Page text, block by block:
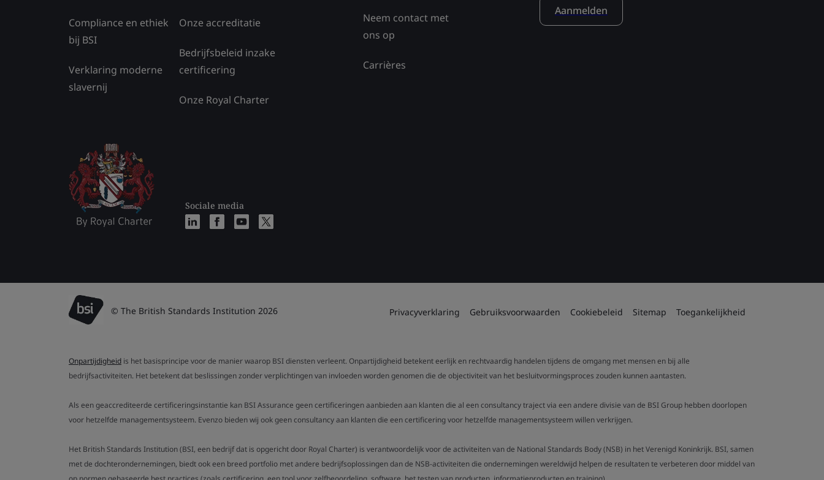
Compliance en ethiek
bij BSI
Verklaring moderne
slavernij
Onze accreditatie
Bedrijfsbeleid inzake
certificering
Onze Royal Charter
Sociale media
Neem contact met
ons op
Carrières
Aanmelden
© The British Standards Institution 2026 Privacyverklaring Gebruiksvoorwaarden Cookiebeleid Sitemap Toegankelijkheid
Onpartijdigheid is het basisprincipe voor de manier waarop BSI diensten verleent. Onpartijdigheid betekent eerlijk en rechtvaardig handelen tijdens de omgang met mensen en bij alle
bedrijfsactiviteiten. Het betekent dat beslissingen zonder verplichtingen van invloeden worden genomen die de objectiviteit van het besluitvormingsproces zouden kunnen aantasten.
Als een geaccrediteerde certificeringsinstantie kan BSI Assurance geen certificeringen aanbieden aan klanten die al een consultancy traject via een andere divisie van de BSI Group hebben doorlopen
voor hetzelfde managementsysteem. Evenzo bieden wij ook geen consultancy aan klanten die een certificering voor hetzelfde managementsysteem willen verkrijgen.
Het British Standards Institution (BSI, een bedrijf dat is opgericht door Royal Charter) is verantwoordelijk voor de activiteiten van de National Standards Body (NSB) in het Verenigd Koninkrijk. BSI, samen
met de dochterondernemingen, biedt ook een breed portfolio met andere bedrijfsoplossingen dan de NSB-activiteiten die ondernemingen wereldwijd helpen de resultaten te verbeteren door middel van